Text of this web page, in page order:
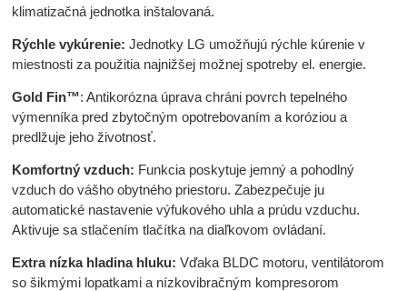
klimatizačná jednotka inštalovaná.
Rýchle vykúrenie: Jednotky LG umožňujú rýchle kúrenie v
miestnosti za použitia najnižšej možnej spotreby el. energie.
Gold Fin™: Antikorózna úprava chráni povrch tepelného
výmenníka pred zbytočným opotrebovaním a koróziou a
predlžuje jeho životnosť.
Komfortný vzduch: Funkcia poskytuje jemný a pohodlný
vzduch do vášho obytného priestoru. Zabezpečuje ju
automatické nastavenie výfukového uhla a prúdu vzduchu.
Aktivuje sa stlačením tlačítka na diaľkovom ovládaní.
Extra nízka hladina hluku: Vďaka BLDC motoru, ventilátorom
so šikmými lopatkami a nízkovibračným kompresorom